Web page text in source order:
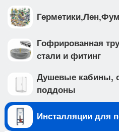
золото матовое,
IB.B081.005.003 ).
безободковой
белого фарфора, и имеет
и не дает места для
• чаша с технологией
минимизирует
обеспечивает комфорт
• наноглазированное
Гофрированная
стали и фитинг
Душевые кабины,
поддоны
Инсталляции для